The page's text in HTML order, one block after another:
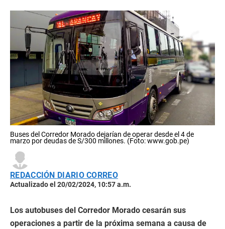
Buses del Corredor Morado dejarían de operar desde el 4 de
marzo por deudas de S/300 millones. (Foto: www.gob.pe)
REDACCIÓN DIARIO CORREO
Actualizado el 20/02/2024, 10:57 a.m.
Los autobuses del Corredor Morado cesarán sus
operaciones a partir de la próxima semana a causa de